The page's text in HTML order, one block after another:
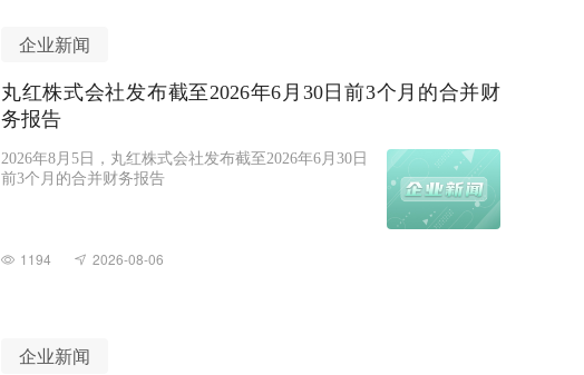
企业新闻
丸红株式会社发布截至2026年6月30日前3个月的合并财
务报告
2026年8月5日，丸红株式会社发布截至2026年6月30日
前3个月的合并财务报告
1194 2026-08-06
企业新闻